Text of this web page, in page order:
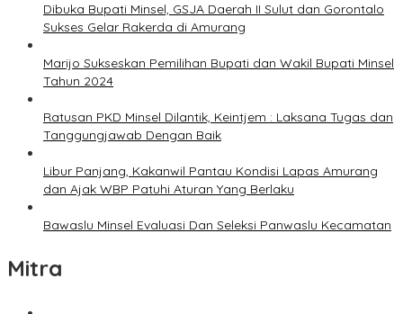
Dibuka Bupati Minsel, GSJA Daerah II Sulut dan Gorontalo
Sukses Gelar Rakerda di Amurang
Marijo Sukseskan Pemilihan Bupati dan Wakil Bupati Minsel
Tahun 2024
Ratusan PKD Minsel Dilantik, Keintjem : Laksana Tugas dan
Tanggungjawab Dengan Baik
Libur Panjang, Kakanwil Pantau Kondisi Lapas Amurang
dan Ajak WBP Patuhi Aturan Yang Berlaku
Bawaslu Minsel Evaluasi Dan Seleksi Panwaslu Kecamatan
Mitra